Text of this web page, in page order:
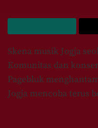
Skena musik Jogja
Komunitas dan
Pagebluk
Jogja mencoba terus